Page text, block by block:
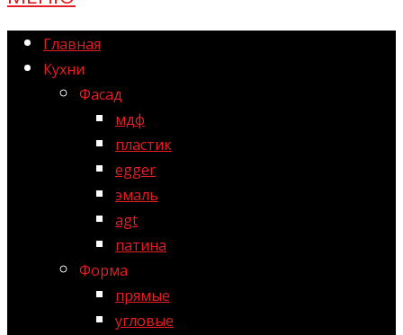
Главная
Кухни
Фасад
мдф
пластик
egger
эмаль
agt
патина
Форма
прямые
угловые